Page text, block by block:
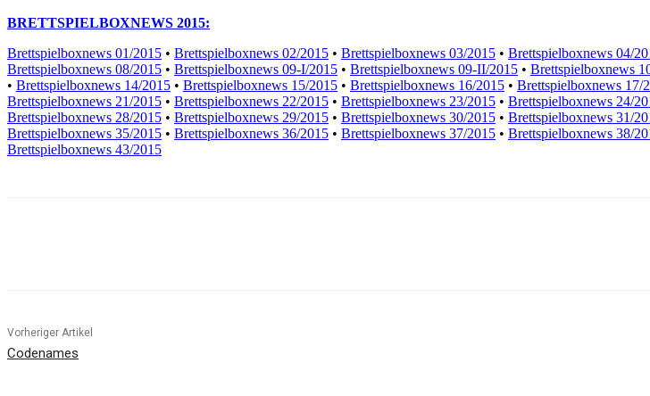
BRETTSPIELBOXNEWS 2015:
Brettspielboxnews 01/2015 • Brettspielboxnews 02/2015 • Brettspielboxnews 03/2015 • Brettspielboxnews 04/
Brettspielboxnews 08/2015 • Brettspielboxnews 09-I/2015 • Brettspielboxnews 09-II/2015 • Brettspielboxnews
• Brettspielboxnews 14/2015 • Brettspielboxnews 15/2015 • Brettspielboxnews 16/2015 • Brettspielboxnews 17/
Brettspielboxnews 21/2015 • Brettspielboxnews 22/2015 • Brettspielboxnews 23/2015 • Brettspielboxnews 24/
Brettspielboxnews 28/2015 • Brettspielboxnews 29/2015 • Brettspielboxnews 30/2015 • Brettspielboxnews 31/
Brettspielboxnews 35/2015 • Brettspielboxnews 36/2015 • Brettspielboxnews 37/2015 • Brettspielboxnews 38/
Brettspielboxnews 43/2015
Vorheriger Artikel
Codenames